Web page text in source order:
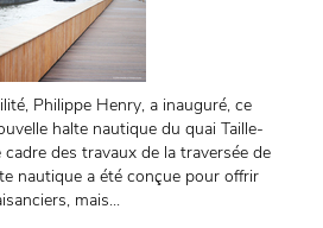
Philippe Henry, a inauguré, ce
halte nautique du quai Taille-
cadre des travaux de la traversée de
nautique a été conçue pour offrir
mais...